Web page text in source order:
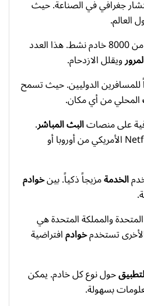
جغرافي في الصناعة. حيث
العالم.
إلى أكثر من 8000 خادم نشط. هذا العدد
ويقلل الازدحام.
للمسافرين الدوليين. حيث تسمح
المحلي من أي مكان.
على منصاتالبث المباشر.
يمكنك مشاهدة محتوى Netflix الأمريكي من أوروبا أو
الخدمةمزيجاً ذكياً. بينخوادم
والمملكة المتحدة هي
تستخدمخوادمافتراضية
حول نوع كل خادم. يمكن
بسهولة.